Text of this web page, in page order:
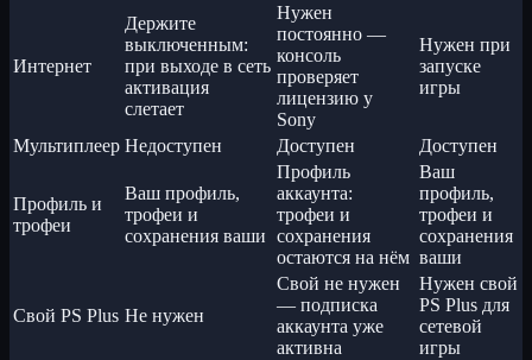
Интернет
Держите
выключенным:
при выходе в сеть
активация
слетает
Нужен
постоянно —
консоль
проверяет
лицензию у
Sony
Нужен при
запуске
игры
Мультиплеер Недоступен Доступен Доступен
Профиль и
трофеи
Ваш профиль,
трофеи и
сохранения ваши
Профиль
аккаунта:
трофеи и
сохранения
остаются на нём
Ваш
профиль,
трофеи и
сохранения
ваши
Свой PS Plus Не нужен
Свой не нужен
— подписка
аккаунта уже
активна
Нужен свой
PS Plus для
сетевой
игры